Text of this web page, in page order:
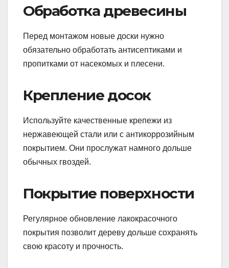
Обработка древесины
Перед монтажом новые доски нужно
обязательно обработать антисептиками и
пропитками от насекомых и плесени.
Крепление досок
Используйте качественные крепежи из
нержавеющей стали или с антикоррозийным
покрытием. Они прослужат намного дольше
обычных гвоздей.
Покрытие поверхности
Регулярное обновление лакокрасочного
покрытия позволит дереву дольше сохранять
свою красоту и прочность.